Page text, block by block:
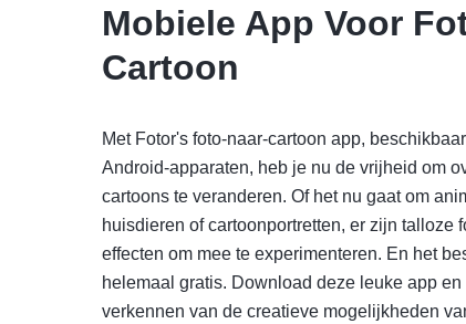
Mobiele App Voor
Cartoon
Met Fotor's foto-naar-cartoon app,
Android-apparaten, heb je nu de vrijheid om
cartoons te veranderen. Of het nu gaat om
huisdieren of cartoonportretten, er zijn talloze
effecten om mee te experimenteren. En het
helemaal gratis. Download deze leuke app
verkennen van de creatieve mogelijkheden